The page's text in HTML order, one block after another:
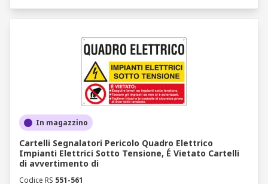
In magazzino
Cartelli Segnalatori Pericolo Quadro Elettrico
Impianti Elettrici Sotto Tensione, É Vietato Cartelli
di avvertimento di
Codice RS 551-561